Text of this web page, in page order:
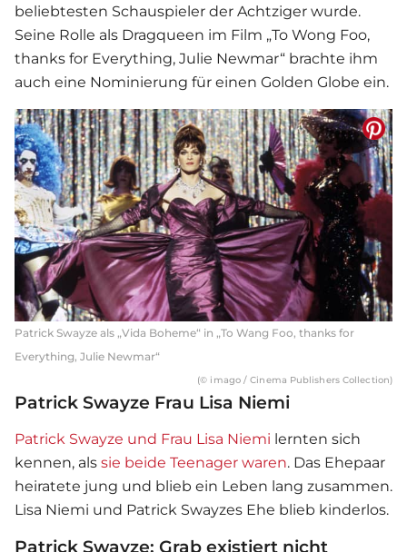
beliebtesten Schauspieler der Achtziger wurde.
Seine Rolle als Dragqueen im Film „To Wong Foo,
thanks for Everything, Julie Newmar“ brachte ihm
auch eine Nominierung für einen Golden Globe ein.
Patrick Swayze als „Vida Boheme“ in „To Wang Foo, thanks for
Everything, Julie Newmar“
(© imago / Cinema Publishers Collection)
Patrick Swayze Frau Lisa Niemi
Patrick Swayze und Frau Lisa Niemi lernten sich
kennen, als sie beide Teenager waren. Das Ehepaar
heiratete jung und blieb ein Leben lang zusammen.
Lisa Niemi und Patrick Swayzes Ehe blieb kinderlos.
Patrick Swayze: Grab existiert nicht